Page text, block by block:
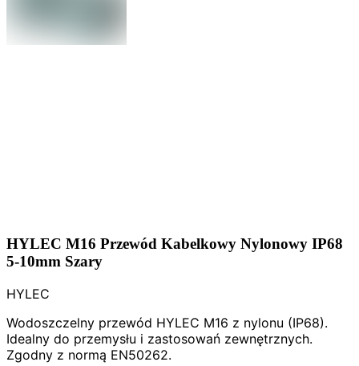
HYLEC M16 Przewód Kabelkowy Nylonowy IP68
5-10mm Szary
HYLEC
Wodoszczelny przewód HYLEC M16 z nylonu (IP68).
Idealny do przemysłu i zastosowań zewnętrznych.
Zgodny z normą EN50262.